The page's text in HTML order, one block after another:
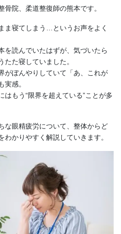
骨院、柔道整復師の熊本です。
ま寝てしまう…というお声をよく
を読んでいたはずが、気づいたら
たた寝していました。
がぼんやりしていて「あ、これが
感。
はもう“限界を超えている”ことが多
な眼精疲労について、整体からど
わかりやすく解説していきます。